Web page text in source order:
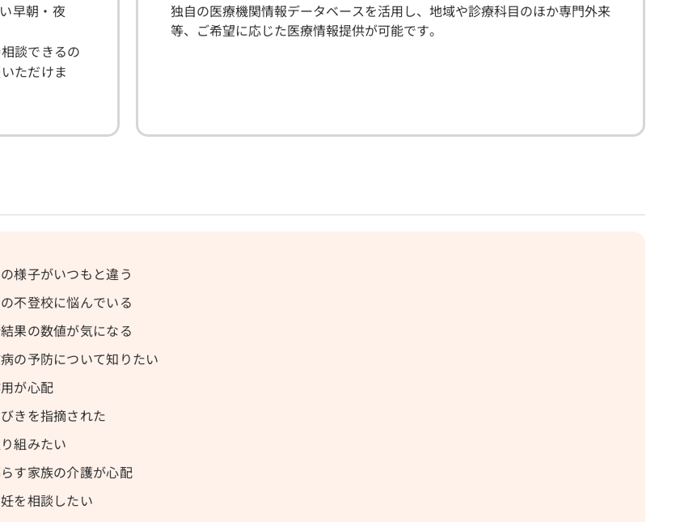
早朝・夜
談できるの
ただけま
独自の医療機関情報データベースを活用し、地域や診療科目のほか専門外来
等、ご希望に応じた医療情報提供が可能です。
様子がいつもと違う
不登校に悩んでいる
果の数値が気になる
の予防について知りたい
が心配
きを指摘された
組みたい
す家族の介護が心配
を相談したい